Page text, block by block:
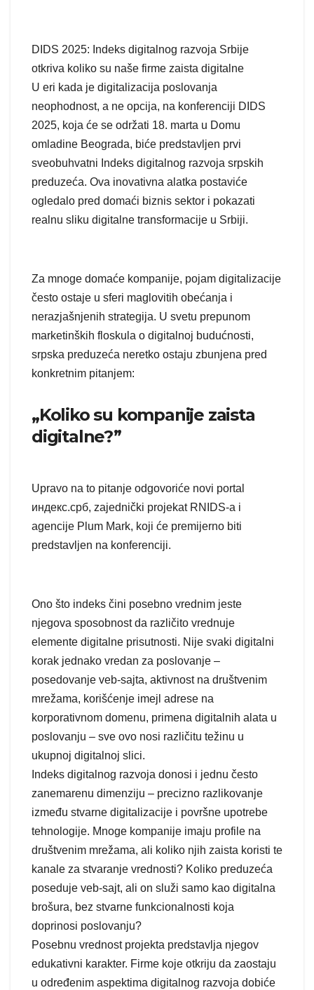
DIDS 2025: Indeks digitalnog razvoja Srbije
otkriva koliko su naše firme zaista digitalne
U eri kada je digitalizacija poslovanja
neophodnost, a ne opcija, na konferenciji DIDS
2025, koja će se održati 18. marta u Domu
omladine Beograda, biće predstavljen prvi
sveobuhvatni Indeks digitalnog razvoja srpskih
preduzeća. Ova inovativna alatka postaviće
ogledalo pred domaći biznis sektor i pokazati
realnu sliku digitalne transformacije u Srbiji.
Za mnoge domaće kompanije, pojam digitalizacije
često ostaje u sferi maglovitih obećanja i
nerazjašnjenih strategija. U svetu prepunom
marketinških floskula o digitalnoj budućnosti,
srpska preduzeća neretko ostaju zbunjena pred
konkretnim pitanjem:
„Koliko su kompanije zaista
digitalne?”
Upravo na to pitanje odgovoriće novi portal
индекс.срб, zajednički projekat RNIDS-a i
agencije Plum Mark, koji će premijerno biti
predstavljen na konferenciji.
Ono što indeks čini posebno vrednim jeste
njegova sposobnost da različito vrednuje
elemente digitalne prisutnosti. Nije svaki digitalni
korak jednako vredan za poslovanje –
posedovanje veb-sajta, aktivnost na društvenim
mrežama, korišćenje imejl adrese na
korporativnom domenu, primena digitalnih alata u
poslovanju – sve ovo nosi različitu težinu u
ukupnoj digitalnoj slici.
Indeks digitalnog razvoja donosi i jednu često
zanemarenu dimenziju – precizno razlikovanje
između stvarne digitalizacije i površne upotrebe
tehnologije. Mnoge kompanije imaju profile na
društvenim mrežama, ali koliko njih zaista koristi te
kanale za stvaranje vrednosti? Koliko preduzeća
poseduje veb-sajt, ali on služi samo kao digitalna
brošura, bez stvarne funkcionalnosti koja
doprinosi poslovanju?
Posebnu vrednost projekta predstavlja njegov
edukativni karakter. Firme koje otkriju da zaostaju
u određenim aspektima digitalnog razvoja dobiće